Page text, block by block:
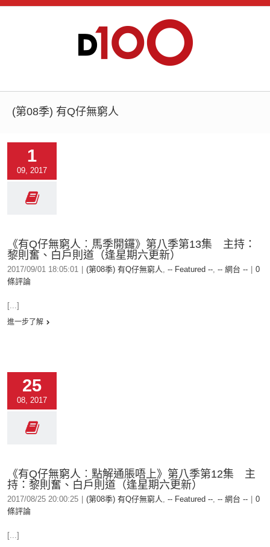
(第08季) 有Q仔無窮人
1
09, 2017
《有Q仔無窮人︰馬季開鑼》第八季第13集 主持：
黎則奮、白戶則道（逢星期六更新）
2017/09/01 18:05:01 (第08季) 有Q仔無窮人, -- Featured --, -- 網台 --
0
條評論
[...]
進一步了解
25
08, 2017
《有Q仔無窮人︰點解通脹唔上》第八季第12集 主
持：黎則奮、白戶則道（逢星期六更新）
2017/08/25 20:00:25 (第08季) 有Q仔無窮人, -- Featured --, -- 網台 --
0
條評論
[...]